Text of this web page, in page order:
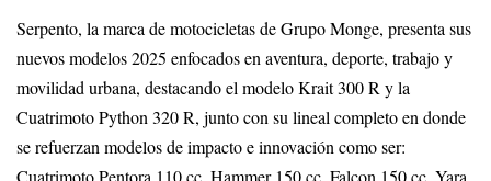
Serpento, la marca de motocicletas de Grupo Monge, presenta sus
nuevos modelos 2025 enfocados en aventura, deporte, trabajo y
movilidad urbana, destacando el modelo Krait 300 R y la
Cuatrimoto Python 320 R, junto con su lineal completo en donde
se refuerzan modelos de impacto e innovación como ser: